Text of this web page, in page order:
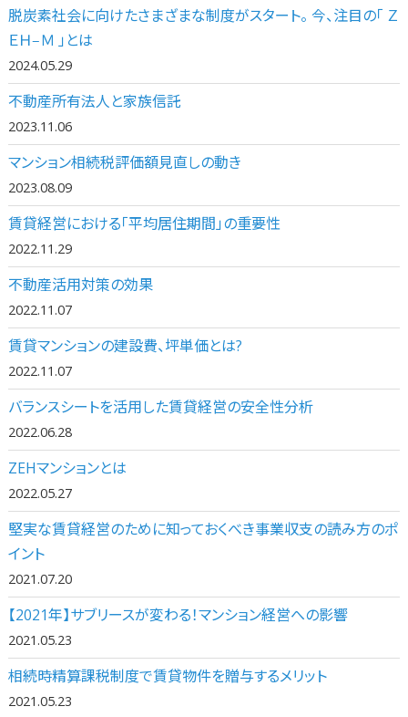
脱炭素社会に向けたさまざまな制度がスタート。 今、注目の「 Ｚ
ＥＨ‒Ｍ 」とは
2024.05.29
不動産所有法人と家族信託
2023.11.06
マンション相続税評価額見直しの動き
2023.08.09
賃貸経営における「平均居住期間」の重要性
2022.11.29
不動産活用対策の効果
2022.11.07
賃貸マンションの建設費、坪単価とは?
2022.11.07
バランスシートを活用した賃貸経営の安全性分析
2022.06.28
ZEHマンションとは
2022.05.27
堅実な賃貸経営のために知っておくべき事業収支の読み方のポ
イント
2021.07.20
【2021年】サブリースが変わる！マンション経営への影響
2021.05.23
相続時精算課税制度で賃貸物件を贈与するメリット
2021.05.23